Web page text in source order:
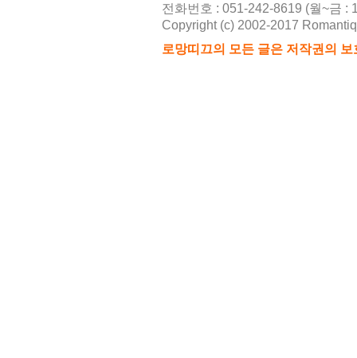
2026-
전화번호 : 051-242-8619 (월~금 :
Copyright (c) 2002-2017
로망띠끄의 모든 글은 저작권의